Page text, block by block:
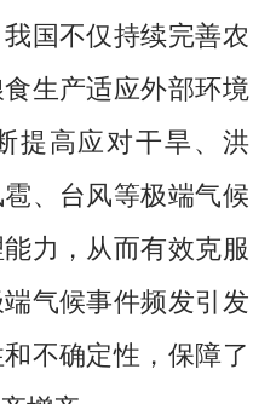
国不仅持续完善农
生产适应外部环境
提高应对干旱、洪
、台风等极端气候
力，从而有效克服
气候事件频发引发
不确定性，保障了